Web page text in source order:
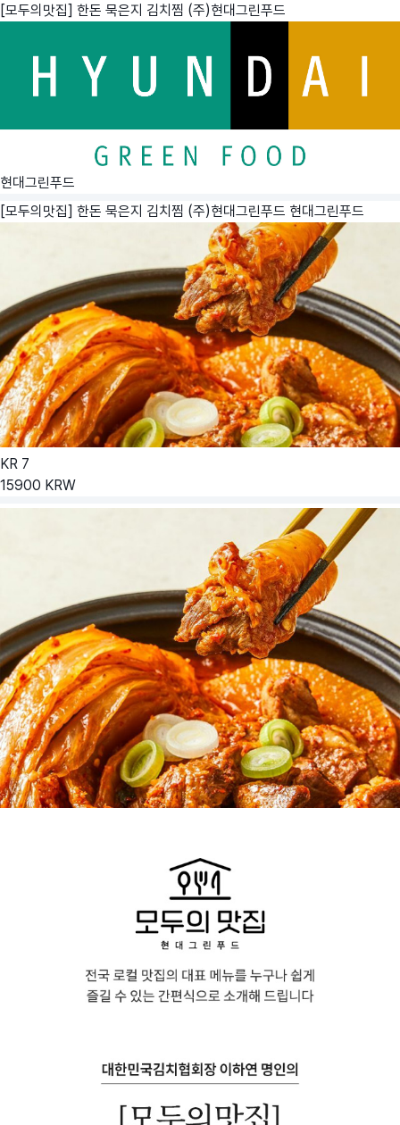
[모두의맛집] 한돈 묵은지 김치찜 (주)현대그린푸드
현대그린푸드
[모두의맛집] 한돈 묵은지 김치찜 (주)현대그린푸드 현대그린푸드
KR 7
15900 KRW